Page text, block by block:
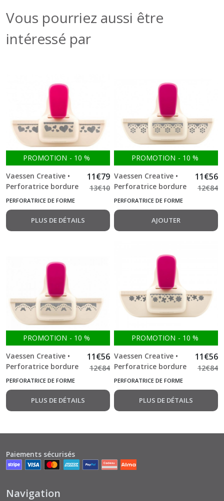
Vous pourriez aussi être
intéressé par
PROMOTION - 10 %
Vaessen Creative •
Perforatrice bordure
Coeur 4
11€79
13€10
PERFORATRICE DE FORME
PLUS DE DÉTAILS
PROMOTION - 10 %
Vaessen Creative •
Perforatrice bordure
fleur
11€56
12€84
PERFORATRICE DE FORME
AJOUTER
PROMOTION - 10 %
Vaessen Creative •
Perforatrice bordure
papillon
11€56
12€84
PERFORATRICE DE FORME
PLUS DE DÉTAILS
PROMOTION - 10 %
Vaessen Creative •
Perforatrice bordure
fleur 2
11€56
12€84
PERFORATRICE DE FORME
PLUS DE DÉTAILS
Paiements sécurisés
Navigation